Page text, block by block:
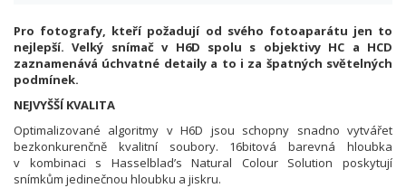
Pro fotografy, kteří požadují od svého fotoaparátu jen to
nejlepší. Velký snímač v H6D spolu s objektivy HC a HCD
zaznamenává úchvatné detaily a to i za špatných světelných
podmínek.
NEJVYŠŠÍ KVALITA
Optimalizované algoritmy v H6D jsou schopny snadno vytvářet
bezkonkurenčně kvalitní soubory. 16bitová barevná hloubka
v kombinaci s Hasselblad’s Natural Colour Solution poskytují
snímkům jedinečnou hloubku a jiskru.